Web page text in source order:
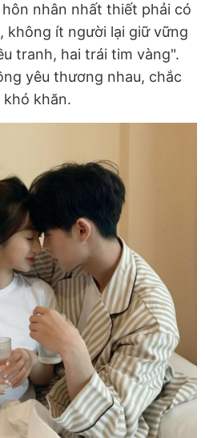
nhân nhất thiết phải có
không ít người lại giữ vững
tranh, hai trái tim vàng".
yêu thương nhau, chắc
khó khăn.